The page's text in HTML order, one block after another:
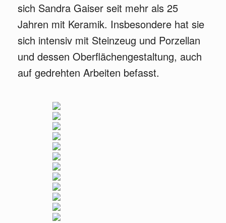
sich Sandra Gaiser seit mehr als 25
Jahren mit Keramik. Insbesondere hat sie
sich intensiv mit Steinzeug und Porzellan
und dessen Oberflächengestaltung, auch
auf gedrehten Arbeiten befasst.